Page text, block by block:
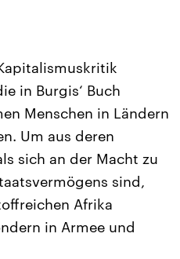
in Burgis‘ Buch
Menschen in Ländern
Um aus deren
sich an der Macht zu
sind,
Afrika
in Armee und